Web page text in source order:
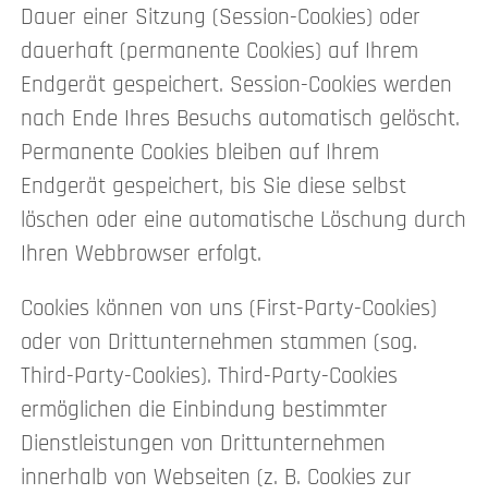
Dauer einer Sitzung (Session-Cookies) oder
dauerhaft (permanente Cookies) auf Ihrem
Endgerät gespeichert. Session-Cookies werden
nach Ende Ihres Besuchs automatisch gelöscht.
Permanente Cookies bleiben auf Ihrem
Endgerät gespeichert, bis Sie diese selbst
löschen oder eine automatische Löschung durch
Ihren Webbrowser erfolgt.
Cookies können von uns (First-Party-Cookies)
oder von Drittunternehmen stammen (sog.
Third-Party-Cookies). Third-Party-Cookies
ermöglichen die Einbindung bestimmter
Dienstleistungen von Drittunternehmen
innerhalb von Webseiten (z. B. Cookies zur